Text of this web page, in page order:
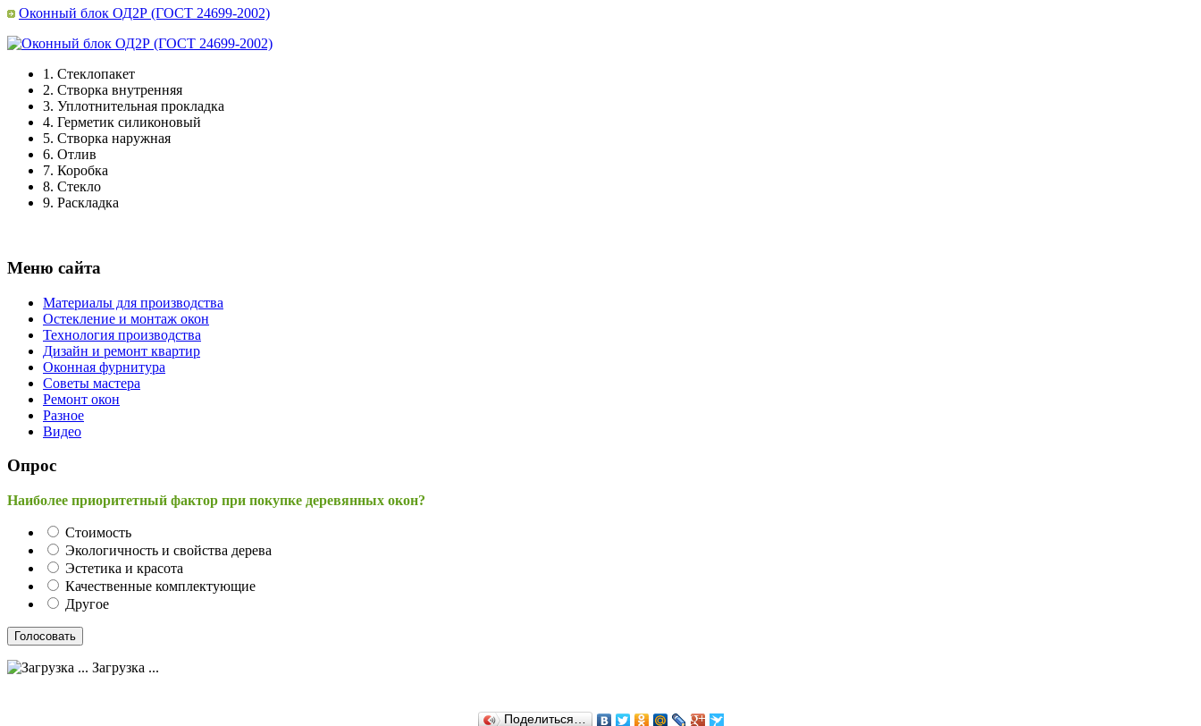
Оконный блок ОД2Р (ГОСТ 24699-2002)
1. Стеклопакет
2. Створка внутренняя
3. Уплотнительная прокладка
4. Герметик силиконовый
5. Створка наружная
6. Отлив
7. Коробка
8. Стекло
9. Раскладка
Меню сайта
Материалы для производства
Остекление и монтаж окон
Технология производства
Дизайн и ремонт квартир
Оконная фурнитура
Советы мастера
Ремонт окон
Разное
Видео
Опрос
Наиболее приоритетный фактор при покупке деревянных окон?
Стоимость
Экологичность и свойства дерева
Эстетика и красота
Качественные комплектующие
Другое
Загрузка ...
Поделиться…